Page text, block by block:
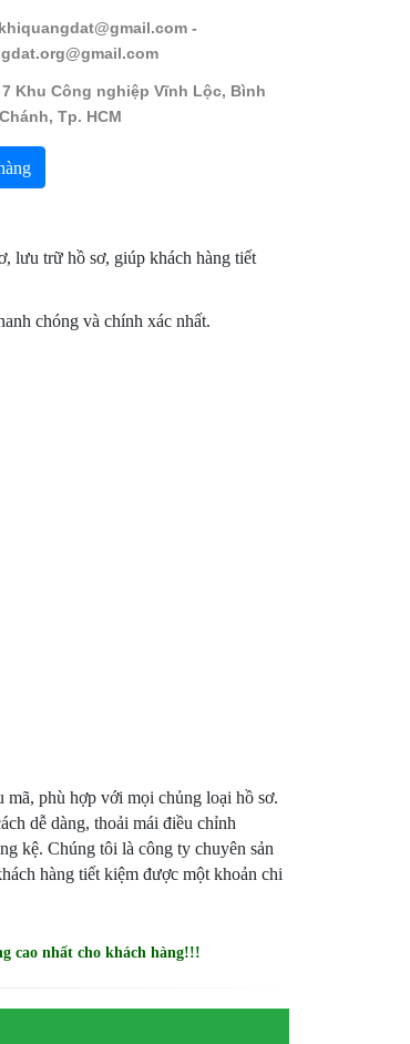
-
org@gmail.com
Khu Công nghiệp Vĩnh Lộc, Bình
Chánh, Tp. HCM
lưu trữ hồ sơ, giúp khách hàng tiết
chóng và chính xác nhất.
phù hợp với mọi chủng loại hồ sơ.
dễ dàng, thoải mái điều chỉnh
kệ. Chúng tôi là công ty chuyên sản
hàng tiết kiệm được một khoản chi
cao nhất cho khách hàng!!!